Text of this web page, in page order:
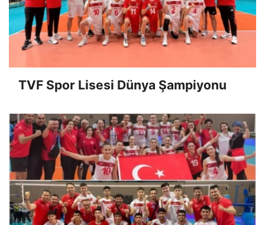
TVF Spor Lisesi Dünya Şampiyonu